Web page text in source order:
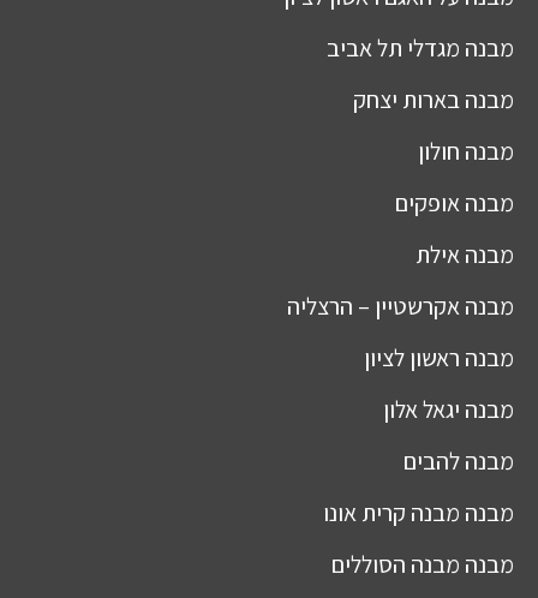
מבנה מגדלי תל אביב
מבנהבארות יצחק
מבנה חולון
מבנהאופקים
מבנהאילת
מבנהאקרשטיין – הרצליה
מבנה ראשון לציון
מבנה יגאל אלון
מבנהלהבים
מבנה מבנה קרית אונו
מבנה מבנה הסוללים